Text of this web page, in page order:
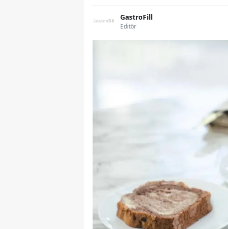
GastroFill
Editör